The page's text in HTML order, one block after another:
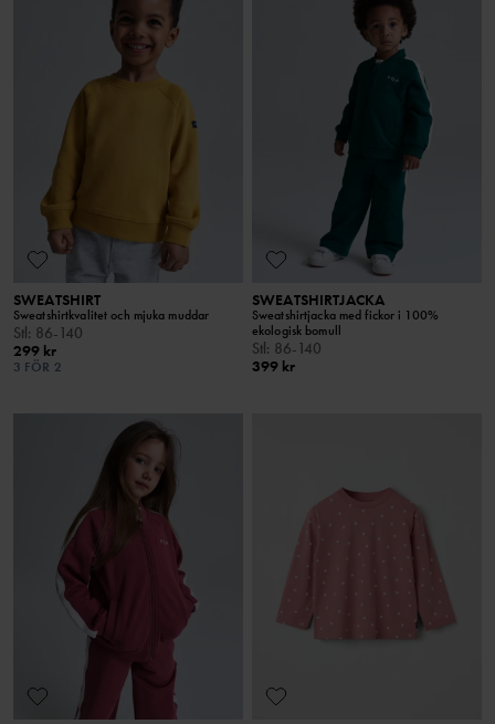
SWEATSHIRT
Sweatshirtkvalitet och mjuka muddar
Stl: 86-140
299 kr
3 FÖR 2
SWEATSHIRTJACKA
Sweatshirtjacka med fickor i 100%
ekologisk bomull
Stl: 86-140
399 kr